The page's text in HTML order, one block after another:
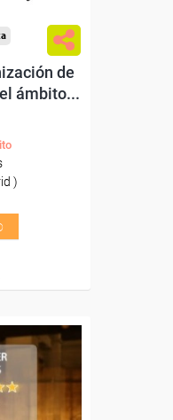
de
ámbito...
)